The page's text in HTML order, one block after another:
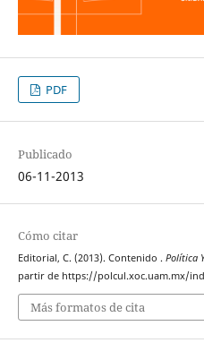
PDF
Publicado
06-11-2013
Cómo citar
Editorial, C. (2013). Contenido . Política
partir de https://polcul.xoc.uam.mx/
Más formatos de cita